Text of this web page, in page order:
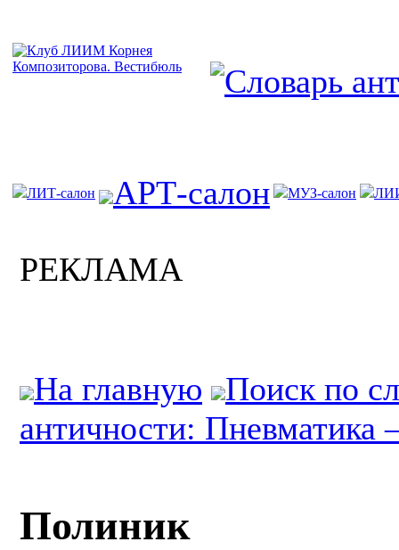
ЛИТ-салон АРТ-салон МУЗ-салон
РЕКЛАМА
На главную
Поиск по
античности: Пневматика
Полиник